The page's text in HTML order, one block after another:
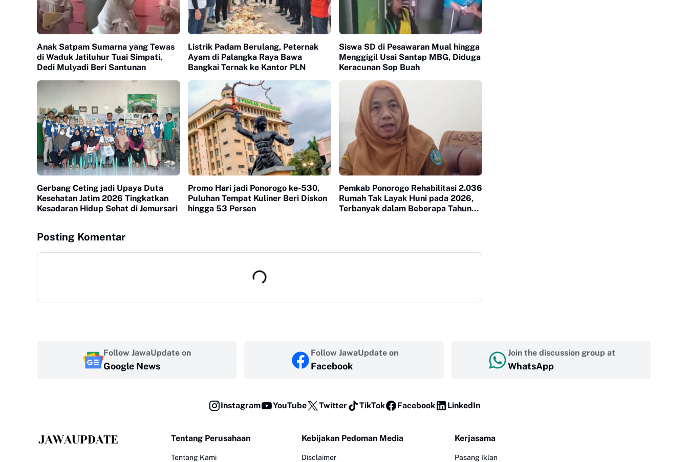
Anak Satpam Sumarna yang Tewas
di Waduk Jatiluhur Tuai Simpati,
Dedi Mulyadi Beri Santunan
Listrik Padam Berulang, Peternak
Ayam di Palangka Raya Bawa
Bangkai Ternak ke Kantor PLN
Siswa SD di Pesawaran Mual hingga
Menggigil Usai Santap MBG, Diduga
Keracunan Sop Buah
Gerbang Ceting jadi Upaya Duta
Kesehatan Jatim 2026 Tingkatkan
Kesadaran Hidup Sehat di Jemursari
Promo Hari jadi Ponorogo ke-530,
Puluhan Tempat Kuliner Beri Diskon
hingga 53 Persen
Pemkab Ponorogo Rehabilitasi 2.036
Rumah Tak Layak Huni pada 2026,
Terbanyak dalam Beberapa Tahun
Posting Komentar
Follow JawaUpdate on
Google News
Follow JawaUpdate on
Facebook
Join the discussion group at
WhatsApp
Instagram YouTube Twitter TikTok Facebook LinkedIn
Tentang Perusahaan
Tentang Kami
Kebijakan Pedoman Media
Disclaimer
Kerjasama
Pasang Iklan